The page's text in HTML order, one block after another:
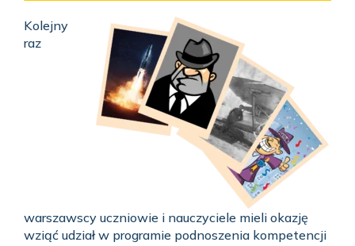
Kolejny
raz
warszawscy uczniowie i nauczyciele mieli okazję
wziąć udział w programie podnoszenia kompetencji